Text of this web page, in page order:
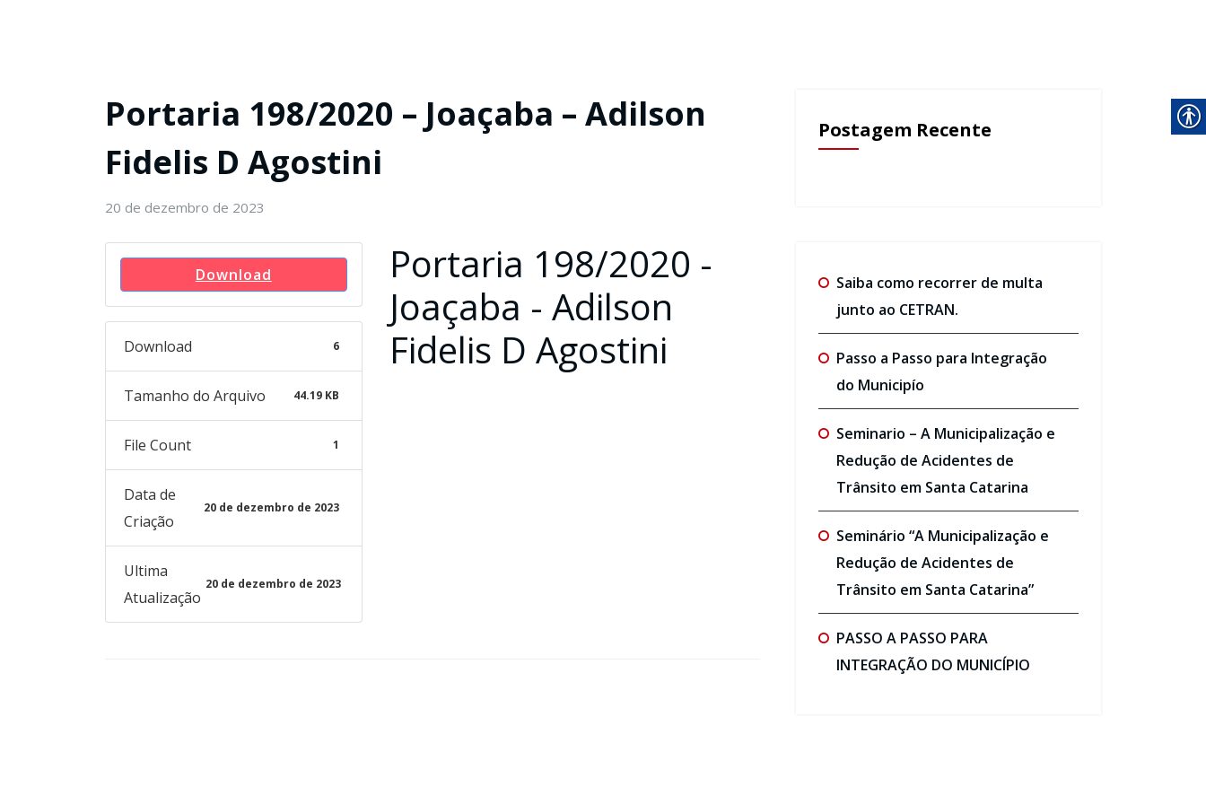
Portaria 198/2020 – Joaçaba – Adilson
Fidelis D Agostini
20 de dezembro de 2023
Download
Download 6
Tamanho do Arquivo 44.19 KB
File Count 1
Data de
Criação
20 de dezembro de 2023
Ultima
Atualização
20 de dezembro de 2023
Portaria 198/2020 -
Joaçaba - Adilson
Fidelis D Agostini
Postagem Recente
Saiba como recorrer de multa
junto ao CETRAN.
Passo a Passo para Integração
do Municipío
Seminario – A Municipalização e
Redução de Acidentes de
Trânsito em Santa Catarina
Seminário “A Municipalização e
Redução de Acidentes de
Trânsito em Santa Catarina”
PASSO A PASSO PARA
INTEGRAÇÃO DO MUNICÍPIO